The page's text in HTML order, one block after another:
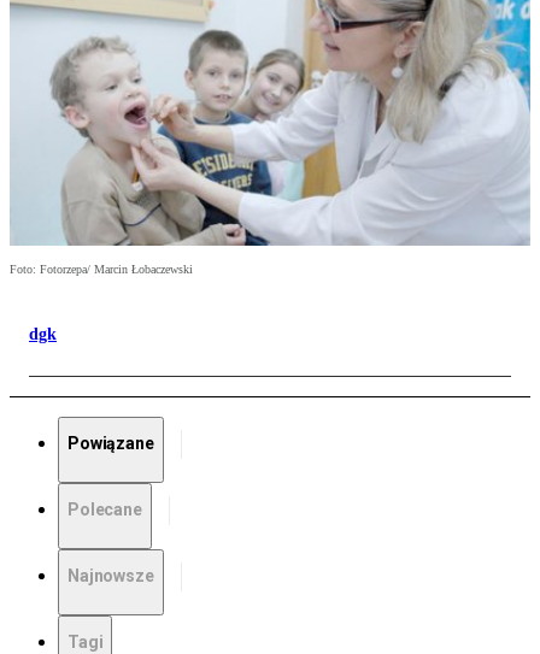
Foto: Fotorzepa/ Marcin Łobaczewski
dgk
Powiązane
Polecane
Najnowsze
Tagi